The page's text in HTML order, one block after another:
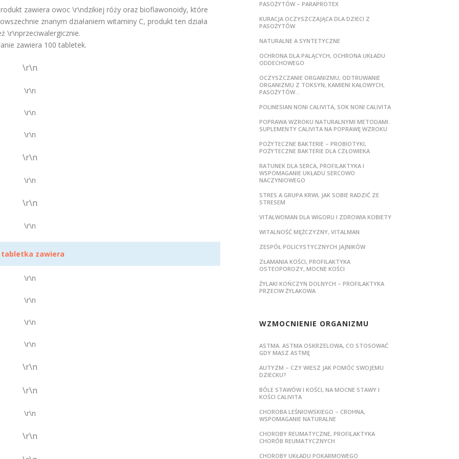
zawiera owoc \r\ndzikiej róży oraz bioflawonoidy, które
znanym działaniem witaminy C, produkt ten działa
\r\nprzeciwalergicznie.
zawiera 100 tabletek.
\r\n
\r\n
\r\n
\r\n
\r\n
\r\n
\r\n
\r\n
tabletka zawiera
\r\n
\r\n
\r\n
\r\n
\r\n
\r\n
\r\n
\r\n
PASOŻYTÓW – PARAPROTEX
KURACJA OCZYSZCZAJĄCA DLA DZIECI Z
PASOŻYTÓW
NATURALNE A SYNTETYCZNE
OCHRONA DLA PALĄCYCH, OCHRONA UKŁADU
ODDECHOWEGO
OCZYSZCZANIE ORGANIZMU, ODTRUWANIE
ORGANIZMU Z TOKSYN, KAMIENI KAŁOWYCH,
PASOŻYTÓW…
POLINESIAN NONI CALIVITA, SOK NONI CALIVITA
POPRAWA WZROKU NATURALNYMI METODAMI.
SUPLEMENTY CALIVITA NA POPRAWĘ WZROKU
POŻYTECZNE BAKTERIE – PROBIOTYKI,
POŻYTECZNE BAKTERIE DLA CZŁOWIEKA
RATUNEK DLA SERCA, PROFILAKTYKA I
WSPOMAGANIE UKŁADU SERCOWO
NACZYNIOWEGO
STRES A GRUPA KRWI, JAK SOBIE RADZIĆ ZE
STRESEM
VITALWOMAN DLA WIGORU I ZDROWIA KOBIETY
WITALNOŚĆ MĘŻCZYZNY, VITALMAN
ZESPÓŁ POLICYSTYCZNYCH JAJNIKÓW
ZŁAMANIA KOŚCI, PROFILAKTYKA
OSTEOPOROZY, MOCNE KOŚCI
ŻYLAKI KOŃCZYN DOLNYCH – PROFILAKTYKA
PRZECIW ŻYLAKOWA
WZMOCNIENIE ORGANIZMU
ASTMA. ASTMA OSKRZELOWA, CO STOSOWAĆ
GDY MASZ ASTMĘ
AUTYZM – CZY WIESZ JAK POMÓC SWOJEMU
DZIECKU?
BÓLE STAWÓW I KOŚCI, NA MOCNE STAWY I
KOŚCI CALIVITA
CHOROBA LEŚNIOWSKIEGO – CROHNA,
WSPOMAGANIE NATURALNE
CHOROBY REUMATYCZNE, PROFILAKTYKA
CHORÓB REUMATYCZNYCH
CHOROBY UKŁADU POKARMOWEGO